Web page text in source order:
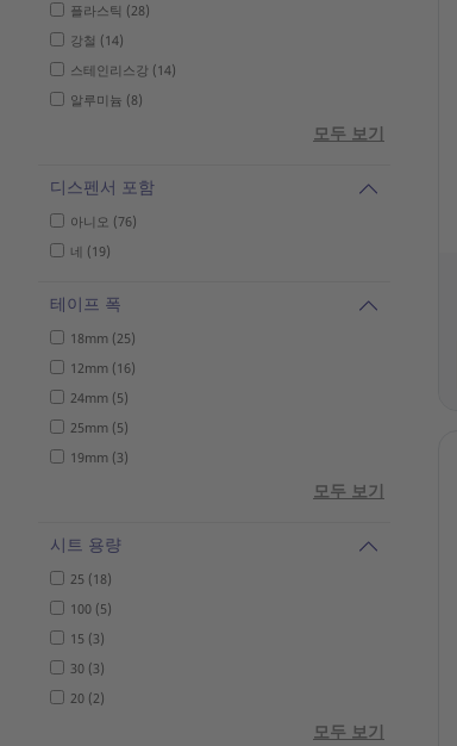
플라스틱 (28)
강철 (14)
스테인리스강 (14)
알루미늄 (8)
모두 보기
디스펜서 포함
아니오 (76)
네 (19)
테이프 폭
18mm (25)
12mm (16)
24mm (5)
25mm (5)
19mm (3)
모두 보기
시트 용량
25 (18)
100 (5)
15 (3)
30 (3)
20 (2)
모두 보기